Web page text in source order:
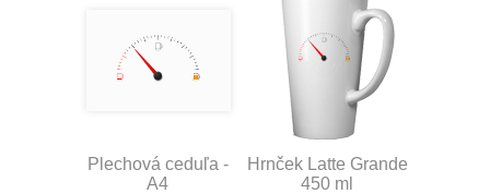
Plechová ceduľa -
A4
Hrnček Latte Grande
450 ml